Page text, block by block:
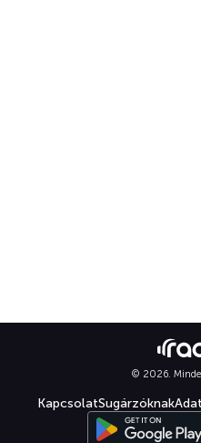
© 2026.
KapcsolatSugárzóknak